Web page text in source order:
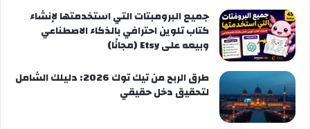
جميع البرومبتات التي استخدمتها لإنشاء
كتاب تلوين احترافي بالذكاء الاصطناعي
وبيعه على Etsy (مجانًا)
طرق الربح من تيك توك 2026: دليلك الشامل
لتحقيق دخل حقيقي